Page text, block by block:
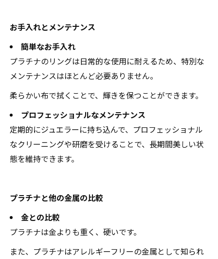
お手入れとメンテナンス
簡単なお手入れ
プラチナのリングは日常的な使用に耐えるため、特別な
メンテナンスはほとんど必要ありません。
柔らかい布で拭くことで、輝きを保つことができます。
プロフェッショナルなメンテナンス
定期的にジュエラーに持ち込んで、プロフェッショナル
なクリーニングや研磨を受けることで、長期間美しい状
態を維持できます。
プラチナと他の金属の比較
金との比較
プラチナは金よりも重く、硬いです。
また、プラチナはアレルギーフリーの金属として知られ